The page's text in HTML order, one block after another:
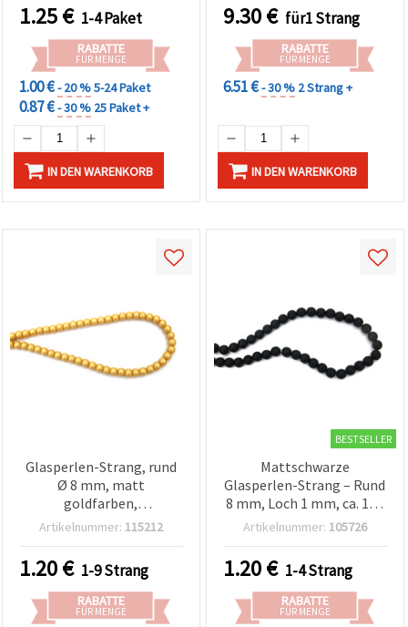
können Sie
jederzeit
widerrufen.
Impressum
Datenschutzerklärung
Cookie-
Richtlinie
Alle
akzeptieren
Lebendige,
naturinspirierte Akzente
für Schmuck & Basteln
1.25€ 1-4 Paket
RABATTE
FÜR MENGE
1.00 €- 20 %5-24 Paket
0.87 €- 30 % 25 Paket +
IN DEN WARENKORB
Stk., DIY Schmuckzubehör
& Bastelbedarf
9.30€ für1 Strang
RABATTE
FÜR MENGE
6.51 €- 30 % 2 Strang +
IN DEN WARENKORB
Glasperlen-Strang, rund
Ø 8 mm, matt
goldfarben,
perlmuttbeschichtet,
(~115 Stk.), für
Schmuckherstellung &
Basteln
Artikelnummer: 115212
1.20€ 1-9 Strang
RABATTE
FÜR MENGE
BESTSELLER
Mattschwarze
Glasperlen-Strang – Rund
8 mm, Loch 1 mm, ca. 100
Stück für moderne &
Schmuckherstellung DIY
Artikelnummer: 105726
1.20€ 1-4 Strang
RABATTE
FÜR MENGE